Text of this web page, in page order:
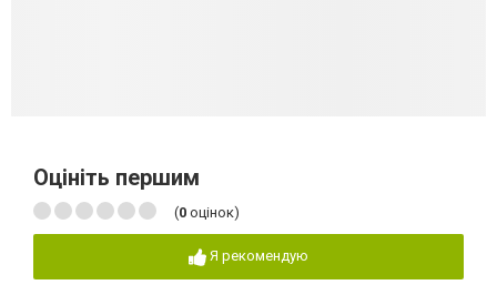
Оцініть першим
(0 оцінок)
Я рекомендую